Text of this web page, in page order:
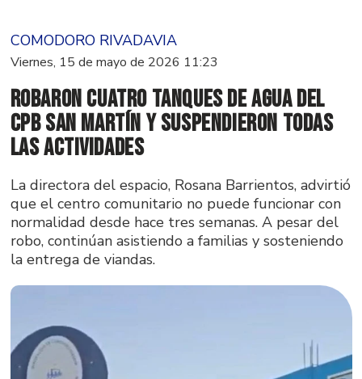
COMODORO RIVADAVIA
Viernes, 15 de mayo de 2026 11:23
Robaron cuatro tanques de agua del
CPB San Martín y suspendieron todas
las actividades
La directora del espacio, Rosana Barrientos, advirtió
que el centro comunitario no puede funcionar con
normalidad desde hace tres semanas. A pesar del
robo, continúan asistiendo a familias y sosteniendo
la entrega de viandas.